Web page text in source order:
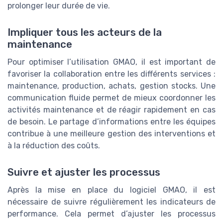
prolonger leur durée de vie.
Impliquer tous les acteurs de la
maintenance
Pour optimiser l’utilisation GMAO, il est important de
favoriser la collaboration entre les différents services :
maintenance, production, achats, gestion stocks. Une
communication fluide permet de mieux coordonner les
activités maintenance et de réagir rapidement en cas
de besoin. Le partage d’informations entre les équipes
contribue à une meilleure gestion des interventions et
à la réduction des coûts.
Suivre et ajuster les processus
Après la mise en place du logiciel GMAO, il est
nécessaire de suivre régulièrement les indicateurs de
performance. Cela permet d’ajuster les processus